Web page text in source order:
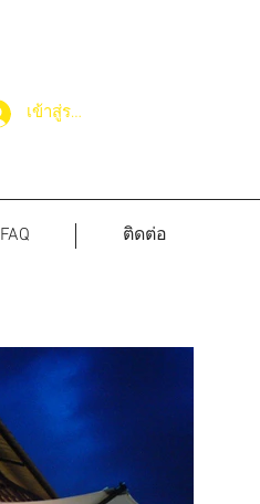
เข้าสู่ระบบ
FAQ ติดต่อ